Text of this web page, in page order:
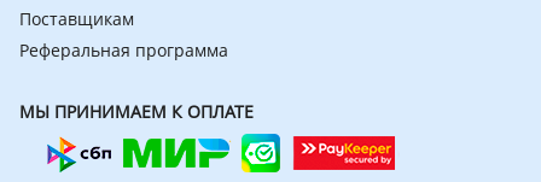
Поставщикам
Реферальная программа
МЫ ПРИНИМАЕМ К ОПЛАТЕ